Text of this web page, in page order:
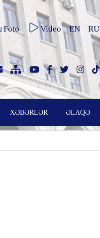
Foto Video EN RU
XƏBƏRLƏR ƏLAQƏ